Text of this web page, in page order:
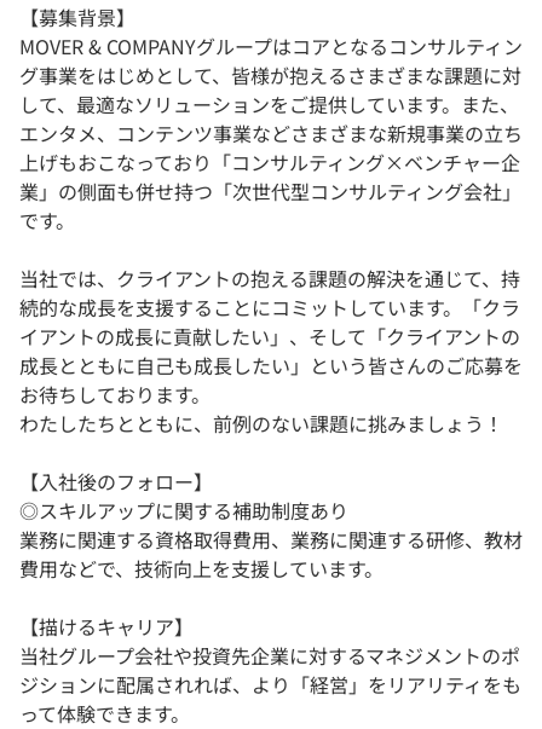
【募集背景】
MOVER & COMPANYグループはコアとなるコンサルティン
グ事業をはじめとして、皆様が抱えるさまざまな課題に対
して、最適なソリューションをご提供しています。また、
エンタメ、コンテンツ事業などさまざまな新規事業の立ち
上げもおこなっており「コンサルティング×ベンチャー企
業」の側面も併せ持つ「次世代型コンサルティング会社」
です。
当社では、クライアントの抱える課題の解決を通じて、持
続的な成長を支援することにコミットしています。「クラ
イアントの成長に貢献したい」、そして「クライアントの
成長とともに自己も成長したい」という皆さんのご応募を
お待ちしております。
わたしたちとともに、前例のない課題に挑みましょう！
【入社後のフォロー】
◎スキルアップに関する補助制度あり
業務に関連する資格取得費用、業務に関連する研修、教材
費用などで、技術向上を支援しています。
【描けるキャリア】
当社グループ会社や投資先企業に対するマネジメントのポ
ジションに配属されれば、より「経営」をリアリティをも
って体験できます。